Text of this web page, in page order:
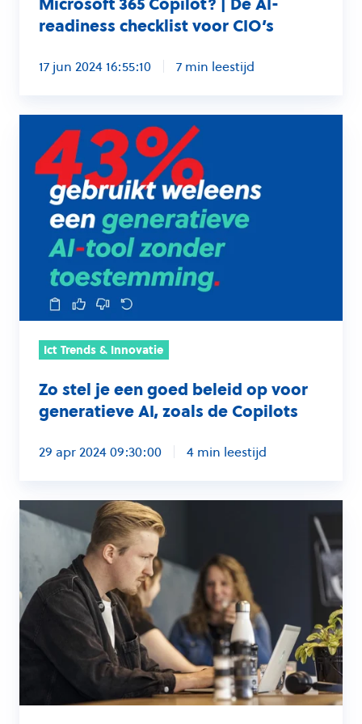
CIO’s
readiness checklist voor CIO’s
17 jun 2024 16:55:10 7 min leestijd
goed
beleid
generatieve
zoals
Copilots
Ict Trends & Innovatie
Zo stel je een goed beleid op voor
generatieve AI, zoals de Copilots
29 apr 2024 09:30:00 4 min leestijd
Dit
betekent
de
nieuwe
AI-
wetgeving
voor
organisatie